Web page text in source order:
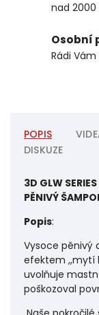
nad 2000
Osobní
Rádi
POPIS
DISKUZE
3D GLW
PĚNIVÝ
Popis:
Vysoce pěnivý
efektem ,,mytí
uvolňuje
poškozoval